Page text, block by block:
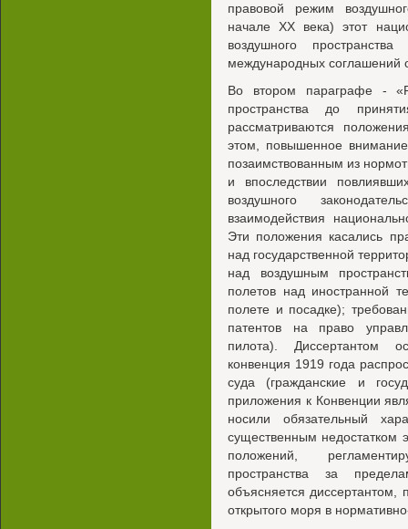
правовой режим
начале XX века) этот
воздушного
международных соглашений
Во втором параграфе -
пространства до
рассматриваются
этом, повышенное
позаимствованным из
и впоследствии
воздушного
взаимодействия
Эти положения касались
над государственной
над воздушным
полетов над иностранной
полете и посадке);
патентов на право
пилота). Диссертантом
конвенция 1919 года
суда (гражданские и
приложения к Конвенции
носили обязательный
существенным недостатком
положений,
пространства за
объясняется диссертантом,
открытого моря в